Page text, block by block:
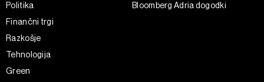
Politika
Finančni trgi
Razkošje
Tehnologija
Green
Bloomberg Adria dogodki